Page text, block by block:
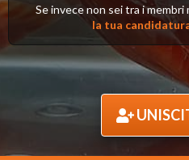
Se invece non sei tra i
la tua